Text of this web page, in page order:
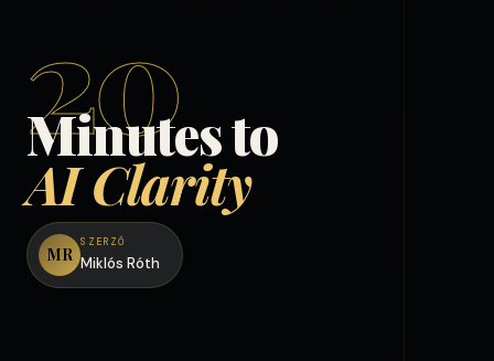
20
Minutes to
AI Clarity
MR
SZERZŐ
Miklós Róth